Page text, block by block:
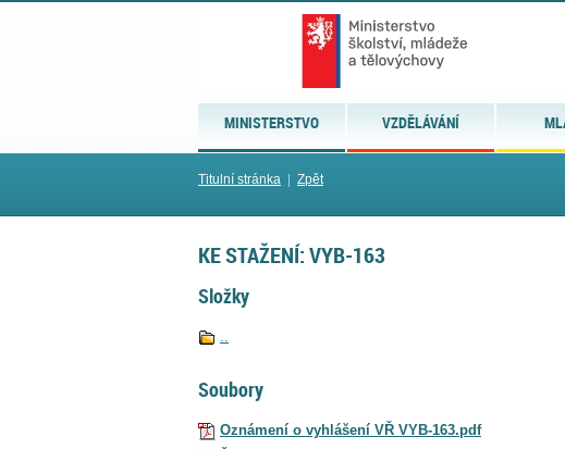
MINISTERSTVO VZDĚLÁVÁNÍ
Titulní stránka Zpět
KE STAŽENÍ: VYB-163
Složky
..
Soubory
Oznámení o vyhlášení VŘ VYB-163.pdf